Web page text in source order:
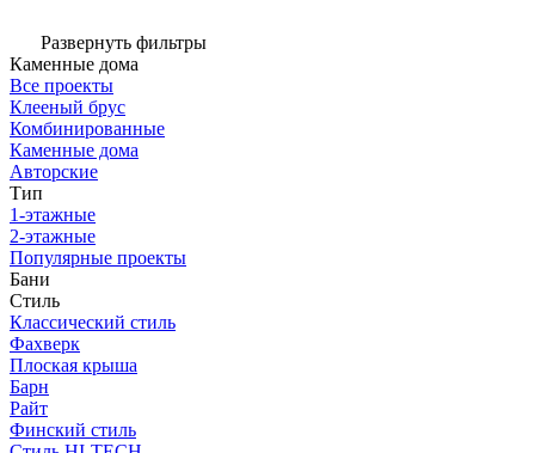
Развернуть фильтры
Каменные дома
Все проекты
Клееный брус
Комбинированные
Каменные дома
Авторские
Тип
1-этажные
2-этажные
Популярные проекты
Бани
Стиль
Классический стиль
Фахверк
Плоская крыша
Барн
Райт
Финский стиль